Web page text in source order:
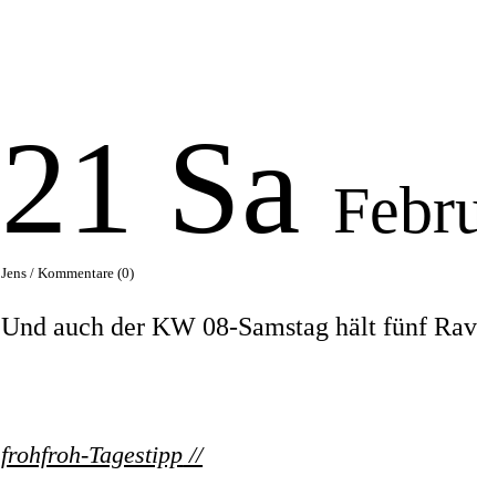
21 Sa
Jens /Kommentare (0)
Und auch der KW 08-Samstag hält fünf
frohfroh-Tagestipp //